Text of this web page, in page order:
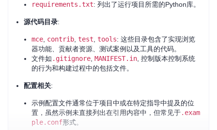
requirements.txt: 列出了运行项目所需的Python库。
源代码目录:
mce contrib test tools: 这些目录包含了实现浏览
器功能、贡献者资源、测试案例以及工具的代码。
文件如 .gitignore MANIFEST.in , 控制版本控制系统
的行为和构建过程中的包括文件。
配置相关:
示例配置文件通常位于项目中或在特定指导中提及的位
置，虽然示例未直接列出在引用内容中，但常见于.exam
ple.conf形式。